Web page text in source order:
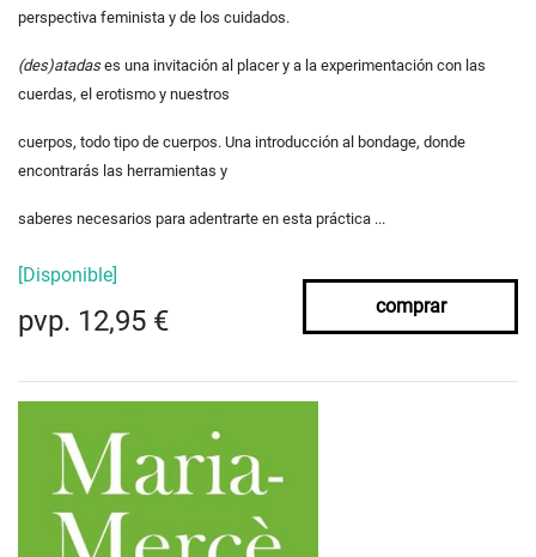
perspectiva feminista y de los cuidados.
(des)atadases una invitación al placer y a la experimentación con las
cuerdas, el erotismo y nuestros
cuerpos, todo tipo de cuerpos. Una introducción al bondage, donde
encontrarás las herramientas y
saberes necesarios para adentrarte en esta práctica ...
[Disponible]
pvp. 12,95 € comprar